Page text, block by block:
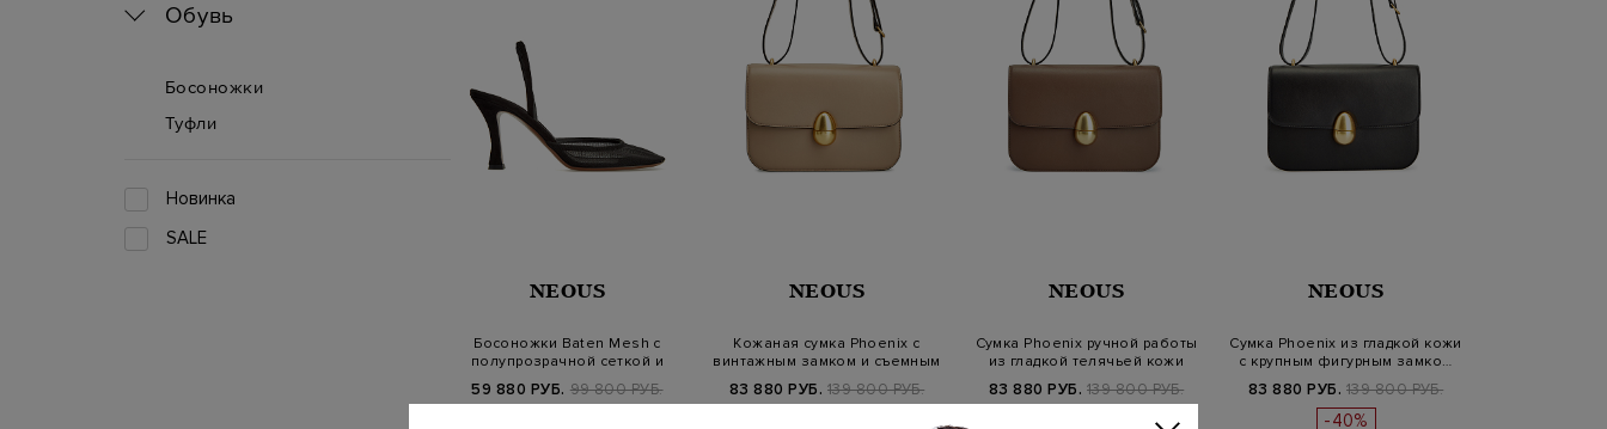
Обувь
Босоножки
Туфли
Новинка
SALE
NEOUS
Босоножки Baten Mesh c
полупрозрачной сеткой и
фигурны…
59 880 РУБ. 99 800 РУБ.
NEOUS
Кожаная сумка Phoenix с
винтажным замком и съемным
рем…
83 880 РУБ. 139 800 РУБ.
NEOUS
Сумка Phoenix ручной работы
из гладкой телячьей кожи
83 880 РУБ. 139 800 РУБ.
NEOUS
Сумка Phoenix из гладкой кожи
с крупным фигурным замко…
83 880 РУБ. 139 800 РУБ.
-40%